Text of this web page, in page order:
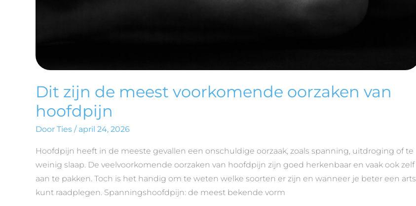
Dit zijn de meest voorkomende oorzaken van
hoofdpijn
Door Ties / april 24, 2026
Hoofdpijn heeft in de meeste gevallen een onschuldige oorzaak, zoals spanning, uitdroging of te
weinig slaap. De veelvoorkomende oorzaken van hoofdpijn zijn goed herkenbaar en vaak ook zelf
aan te pakken. Toch is het handig om te weten welke soorten er zijn en wanneer je beter een arts
kunt raadplegen. Spanningshoofdpijn: de meest bekende vorm